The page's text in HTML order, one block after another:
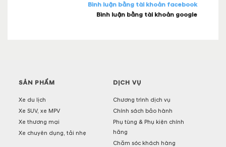
Bình luận bằng tài khoản facebook
Bình luận bằng tài khoản google
SẢN PHẨM
Xe du lịch
Xe SUV, xe MPV
Xe thương mại
Xe chuyên dụng, tải nhẹ
DỊCH VỤ
Chương trình dịch vụ
Chính sách bảo hành
Phụ tùng & Phụ kiện chính
hãng
Chăm sóc khách hàng